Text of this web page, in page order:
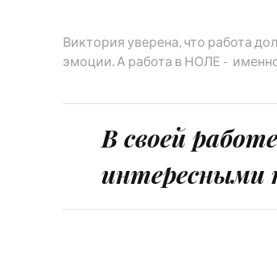
Виктория уверена, что работа
эмоции. А работа в НОЛЕ -
В своей
интересными